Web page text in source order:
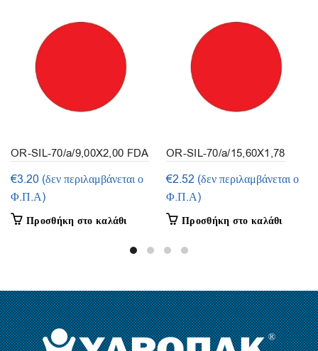
OR-SIL-70/a/9,00X2,00 FDA
(συσκευασία 50τεμ.)
€3.20 (δεν περιλαμβάνεται ο
Φ.Π.Α)
Προσθήκη στο καλάθι
OR-SIL-70/a/15,60X1,78
FDA (συσκευασία 50τεμ.)
€2.52 (δεν περιλαμβάνεται ο
Φ.Π.Α)
Προσθήκη στο καλάθι